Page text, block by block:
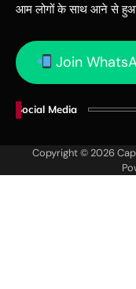
आम लोगों के साथ आने से
Join
Social Media
Copyright © 2026